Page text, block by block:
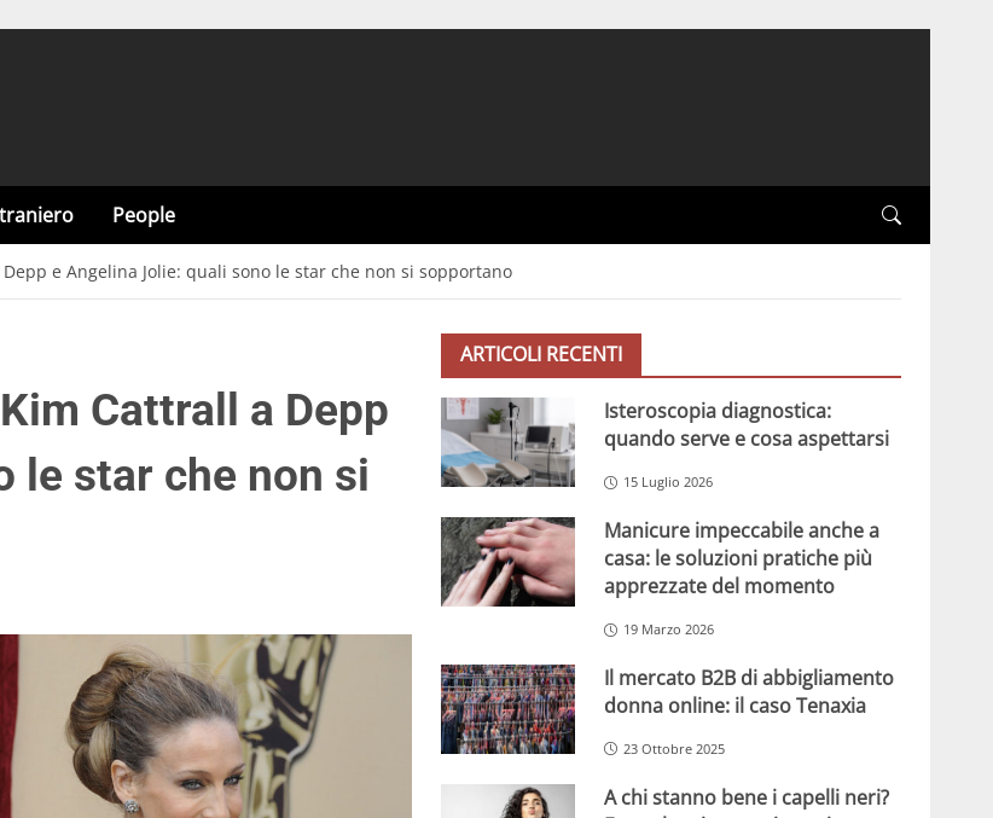
People
e Angelina Jolie: quali sono le star che non si sopportano
Cattrall a Depp
le star che non si
ARTICOLI RECENTI
Isteroscopia diagnostica:
quando serve e cosa aspettarsi
15 Luglio 2026
Manicure impeccabile anche a
casa: le soluzioni pratiche più
apprezzate del momento
19 Marzo 2026
Il mercato B2B di abbigliamento
donna online: il caso Tenaxia
23 Ottobre 2025
A chi stanno bene i capelli neri?